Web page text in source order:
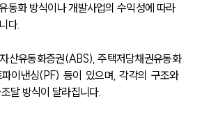
동화 방식이나 개발사업의 수익성에 따라
다.
산유동화증권(ABS), 주택저당채권유동화
이낸싱(PF) 등이 있으며, 각각의 구조와
달 방식이 달라집니다.